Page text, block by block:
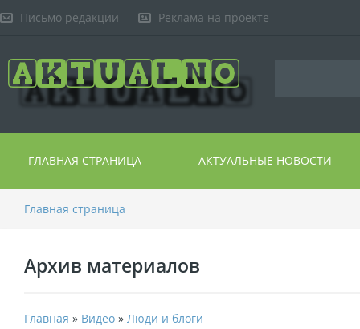
Письмо редакции Реклама на проекте
ГЛАВНАЯ СТРАНИЦА АКТУАЛЬНЫЕ НОВОСТИ
Главная страница
Архив материалов
Главная » Видео » Люди и блоги